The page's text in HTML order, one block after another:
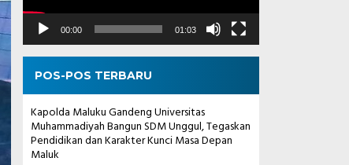
00:00 01:03
POS-POS TERBARU
Kapolda Maluku Gandeng Universitas
Muhammadiyah Bangun SDM Unggul, Tegaskan
Pendidikan dan Karakter Kunci Masa Depan
Maluk